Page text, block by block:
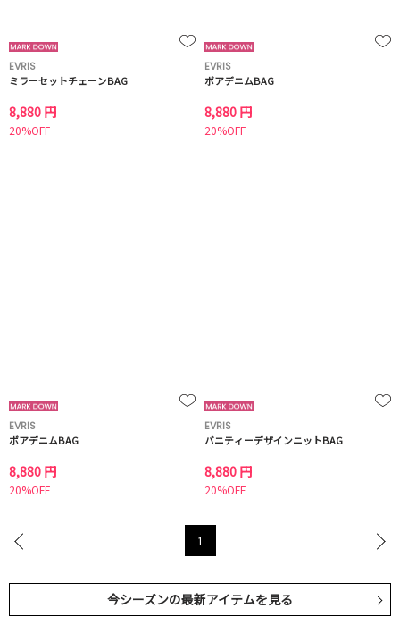
EVRIS
ミラーセットチェーンBAG
8,880 円
20%OFF
EVRIS
ボアデニムBAG
8,880 円
20%OFF
EVRIS
ボアデニムBAG
8,880 円
20%OFF
EVRIS
バニティーデザインニットBAG
8,880 円
20%OFF
1
今シーズンの最新アイテムを見る